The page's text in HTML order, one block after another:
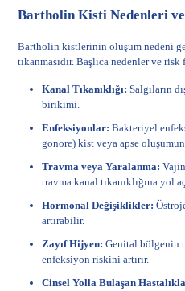
Bartholin Kisti Nedenleri
Bartholin kistlerinin oluşum nedeni
tıkanmasıdır. Başlıca nedenler ve
Kanal Tıkanıklığı: Salgıların
birikimi.
Enfeksiyonlar: Bakteriyel
gonore) kist veya apse
Travma veya Yaralanma:
travma kanal tıkanıklığına yol
Hormonal Değişiklikler:
artırabilir.
Zayıf Hijyen: Genital bölgenin
enfeksiyon riskini artırır.
Cinsel Yolla Bulaşan